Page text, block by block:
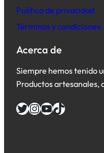
Política de privacidad
Términos y condiciones
Acerca de
Siempre hemos tenido
Productos artesanales,
Twitter InstagramYouTube TikTok